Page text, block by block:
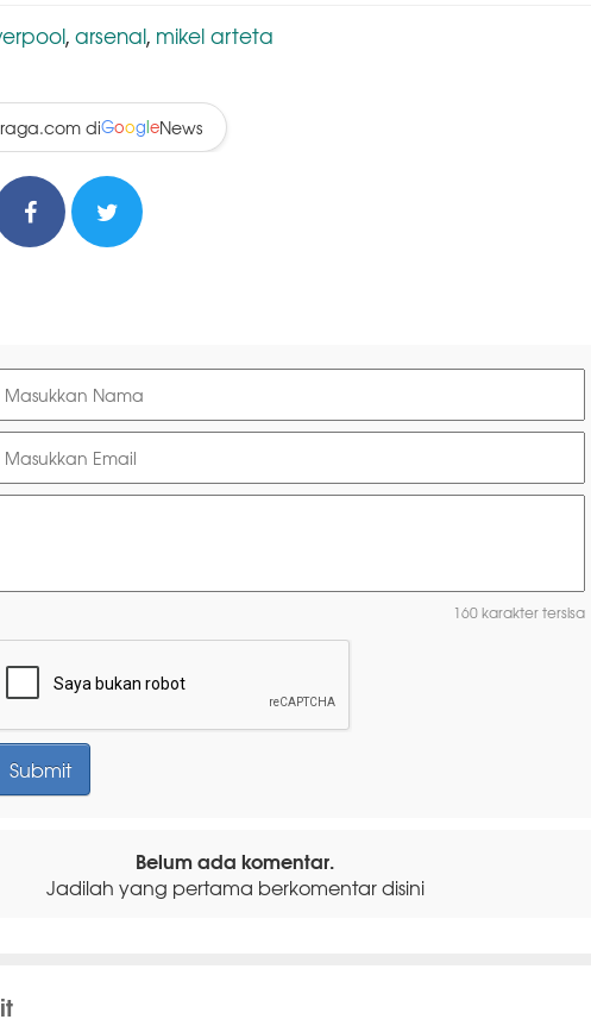
, arsenal, mikel arteta
diGoogleNews
160 karakter tersisa
Belum ada komentar.
Jadilah yang pertama berkomentar disini